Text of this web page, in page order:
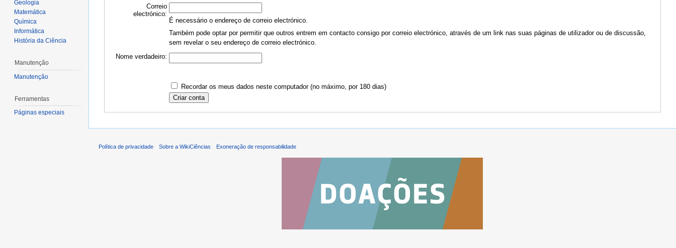
Correio
electrónico:
É necessário o endereço de correio electrónico.
Também pode optar por permitir que outros entrem em contacto consigo por correio electrónico, através de um link nas suas páginas de utilizador ou de discussão,
sem revelar o seu endereço de correio electrónico.
Nome verdadeiro:
Recordar os meus dados neste computador (no máximo, por 180 dias)
Geologia
Matemática
Química
Informática
História da Ciência
Manutenção
Manutenção
Ferramentas
Páginas especiais
Política de privacidade Sobre a WikiCiências Exoneração de responsabilidade